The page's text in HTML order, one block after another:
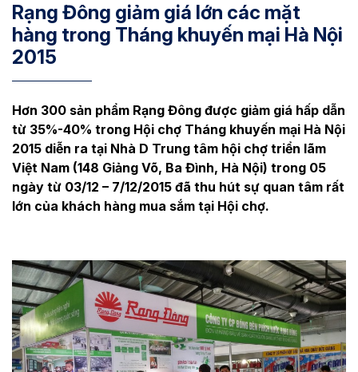
Rạng Đông giảm giá lớn các mặt
hàng trong Tháng khuyến mại Hà Nội
2015
Hơn 300 sản phẩm Rạng Đông được giảm giá hấp dẫn
từ 35%-40% trong Hội chợ Tháng khuyến mại Hà Nội
2015 diễn ra tại Nhà D Trung tâm hội chợ triển lãm
Việt Nam (148 Giảng Võ, Ba Đình, Hà Nội) trong 05
ngày từ 03/12 – 7/12/2015 đã thu hút sự quan tâm rất
lớn của khách hàng mua sắm tại Hội chợ.